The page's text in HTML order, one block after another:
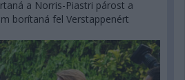
a Norris-Piastri párost a
borítaná fel Verstappenért